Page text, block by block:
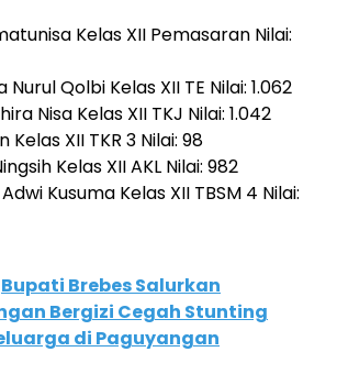
Kelas XII Pemasaran Nilai:
Nurul Qolbi Kelas XII TE Nilai: 1.062
Nisa Kelas XII TKJ Nilai: 1.042
Kelas XII TKR 3 Nilai: 98
Kelas XII AKL Nilai: 982
Kusuma Kelas XII TBSM 4 Nilai:
Bupati Brebes Salurkan
Bergizi Cegah Stunting
di Paguyangan